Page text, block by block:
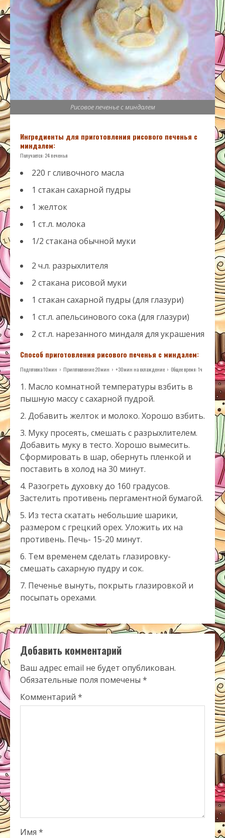
Рисовое печенье с миндалем
Ингредиенты для приготовления рисового печенья с
миндалем:
Получается:24печенья
220 г сливочного масла
1 стакан сахарной пудры
1 желток
1 ст.л. молока
1/2 стакана обычной муки
2 ч.л. разрыхлителя
2 стакана рисовой муки
1 стакан сахарной пудры (для глазури)
1 ст.л. апельсинового сока (для глазури)
2 ст.л. нарезанного миндаля для украшения
Способ приготовления рисового печенья с миндалем:
Подготовка:10мин › Приготовление:20мин › +30мин на охлаждение › Общее время:1ч
Масло комнатной температуры взбить в
пышную массу с сахарной пудрой.
Добавить желток и молоко. Хорошо взбить.
Муку просеять, смешать с разрыхлителем.
Добавить муку в тесто. Хорошо вымесить.
Сформировать в шар, обернуть пленкой и
поставить в холод на 30 минут.
Разогреть духовку до 160 градусов.
Застелить противень пергаментной бумагой.
Из теста скатать небольшие шарики,
размером с грецкий орех. Уложить их на
противень. Печь- 15-20 минут.
Тем временем сделать глазировку-
смешать сахарную пудру и сок.
Печенье вынуть, покрыть глазировкой и
посыпать орехами.
Добавить комментарий
Ваш адрес email не будет опубликован.
Обязательные поля помечены *
Комментарий *
Имя *